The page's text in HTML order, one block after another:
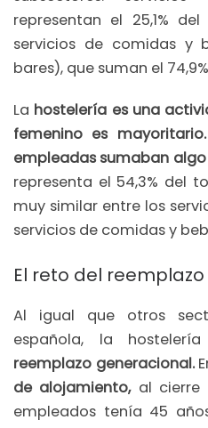
representan el 25,1%
servicios de comidas y
bares), que suman el
La hostelería es una
femenino es mayoritario.
empleadas sumaban
representa el 54,3% del
muy similar entre los
servicios de comidas y
El reto del
Al igual que otros
española, la
reemplazo generacional.
de alojamiento, al cierre
empleados tenía 45